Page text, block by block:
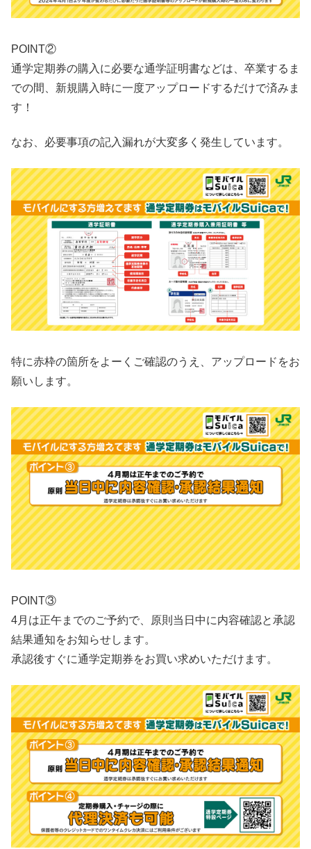
POINT②
通学定期券の購入に必要な通学証明書などは、卒業するま
での間、新規購入時に一度アップロードするだけで済みま
す！
なお、必要事項の記入漏れが大変多く発生しています。
特に赤枠の箇所をよーくご確認のうえ、アップロードをお
願いします。
POINT③
4月は正午までのご予約で、原則当日中に内容確認と承認
結果通知をお知らせします。
承認後すぐに通学定期券をお買い求めいただけます。